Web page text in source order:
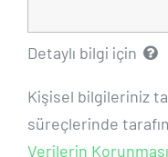
Detaylı bilgi için
Kişisel bilgileriniz
süreçlerinde
Verilerin